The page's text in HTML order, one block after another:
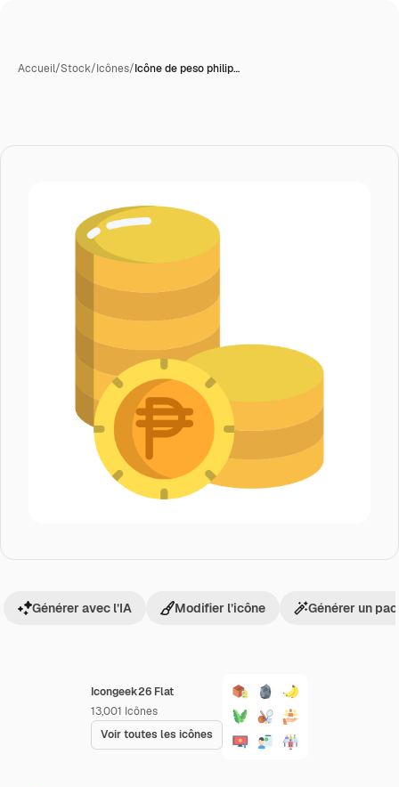
Accueil/Stock/Icônes/Icône de peso philip…
Icongeek26 Flat
13,001 Icônes
Voir toutes les icônes
Générer avec l’IA Modifier l’icône Générer un